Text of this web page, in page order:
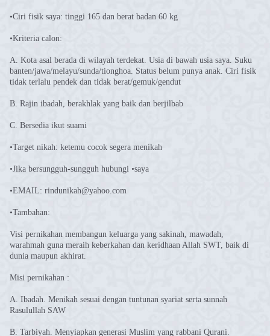
•Ciri fisik saya: tinggi 165 dan berat badan 60 kg
•Kriteria calon:
A. Kota asal berada di wilayah terdekat. Usia di bawah usia saya. Suku
banten/jawa/melayu/sunda/tionghoa. Status belum punya anak. Ciri fisik
tidak terlalu pendek dan tidak berat/gemuk/gendut
B. Rajin ibadah, berakhlak yang baik dan berjilbab
C. Bersedia ikut suami
•Target nikah: ketemu cocok segera menikah
•Jika bersungguh-sungguh hubungi •saya
•EMAIL: rindunikah@yahoo.com
•Tambahan:
Visi pernikahan membangun keluarga yang sakinah, mawadah,
warahmah guna meraih keberkahan dan keridhaan Allah SWT, baik di
dunia maupun akhirat.
Misi pernikahan :
A. Ibadah. Menikah sesuai dengan tuntunan syariat serta sunnah
Rasulullah SAW
B. Tarbiyah. Menyiapkan generasi Muslim yang rabbani Qurani.